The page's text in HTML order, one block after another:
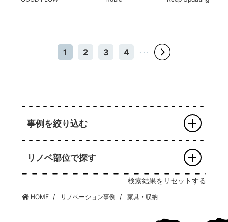
1 2 3 4 ・・・
事例を絞り込む
リノベ部位で探す
検索結果をリセットする
HOME リノベーション事例 家具・収納